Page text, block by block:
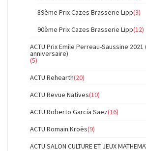
89ème Prix Cazes Brasserie Lipp(3)
90ème Prix Cazes Brasserie Lipp(12)
ACTU Prix Emile Perreau-Saussine 2021
anniversaire)
(5)
ACTU Rehearth(20)
ACTU Revue Natives(10)
ACTU Roberto Garcia Saez(16)
ACTU Romain Kroës(9)
ACTU SALON CULTURE ET JEUX